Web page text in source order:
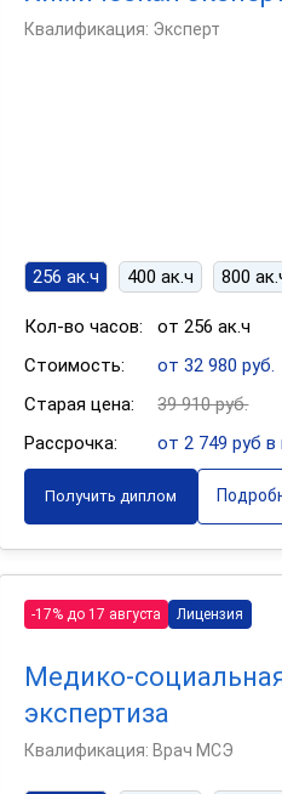
Квалификация: Эксперт
256 ак.ч 400 ак.ч 800
Кол-во часов:
от 256 ак.ч
Стоимость:
от 32 980 руб.
Старая цена:
39 910 руб.
Рассрочка:
от 2 749 руб
Получить диплом
-17% до 17 августа Лицензия
Медико-
экспертиза
Квалификация: Врач МСЭ